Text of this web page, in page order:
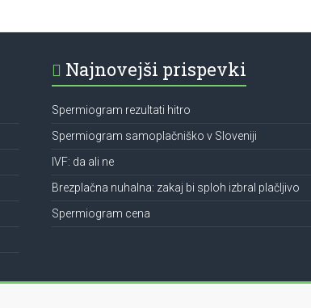
Najnovejši prispevki
Spermiogram rezultati hitro
Spermiogram samoplačniško v Sloveniji
IVF: da ali ne
Brezplačna nuhalna: zakaj bi sploh izbral plačljivo
Spermiogram cena